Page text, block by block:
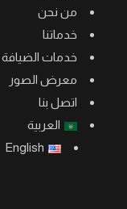
من نحن
خدماتنا
خدمات الضيافة
معرض الصور
اتصل بنا
العربية
English